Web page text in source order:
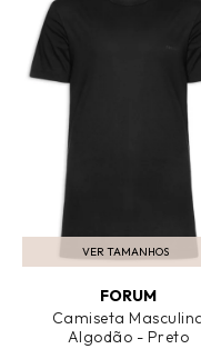
VER TAMANHOS
ADICIONAR AO CARRINHO
FORUM
Camiseta
Algodão - Preto